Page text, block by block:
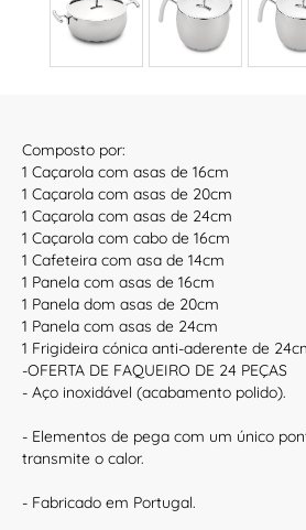
Composto por:
1 Caçarola com asas de 16cm
1 Caçarola com asas de 20cm
1 Caçarola com asas de 24cm
1 Caçarola com cabo de 16cm
1 Cafeteira com asa de 14cm
1 Panela com asas de 16cm
1 Panela dom asas de 20cm
1 Panela com asas de 24cm
1 Frigideira cónica anti-aderente de
-OFERTA DE FAQUEIRO DE 24 PEÇAS
- Aço inoxidável (acabamento polido).
- Elementos de pega com um único
transmite o calor.
- Fabricado em Portugal.